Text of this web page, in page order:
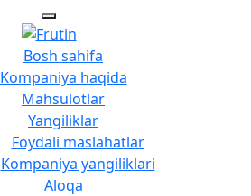
Bosh sahifa
Kompaniya haqida
Mahsulotlar
Yangiliklar
Foydali maslahatlar
Kompaniya yangiliklari
Aloqa